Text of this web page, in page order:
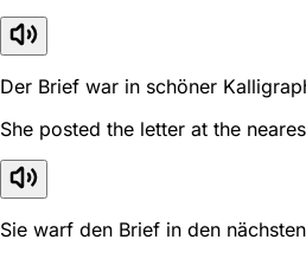
Der Brief war in schöner
She posted the letter at the
Sie warf den Brief in den